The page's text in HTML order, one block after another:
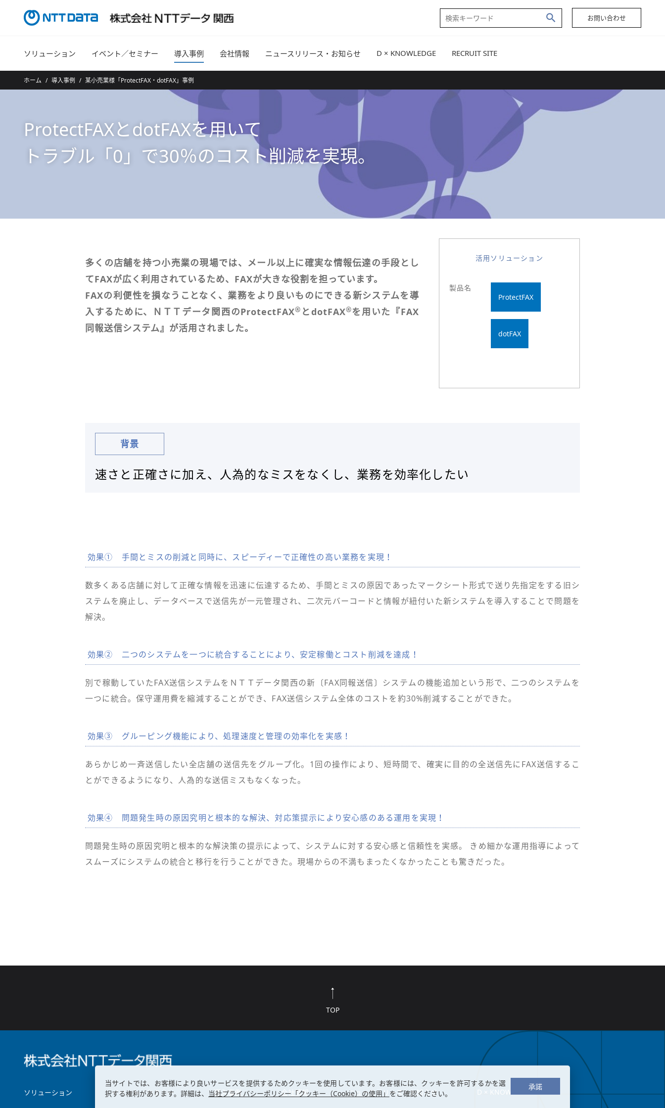
お問い合わせ
ソリューション イベント／セミナー 導入事例 会社情報 ニュースリリース・お知らせ D × KNOWLEDGE RECRUIT SITE
ホーム 導入事例 某小売業様「ProtectFAX・dotFAX」事例
ProtectFAXとdotFAXを用いて
トラブル「0」で30％のコスト削減を実現。
多くの店舗を持つ小売業の現場では、メール以上に確実な情報伝達の手段とし
てFAXが広く利用されているため、FAXが大きな役割を担っています。
FAXの利便性を損なうことなく、業務をより良いものにできる新システムを導
入するために、ＮＴＴデータ関西のProtectFAX® とdotFAX®を用いた『FAX
同報送信システム』が活用されました。
活用ソリューション
製品名
ProtectFAX
dotFAX
背景
速さと正確さに加え、人為的なミスをなくし、業務を効率化したい
効果① 手間とミスの削減と同時に、スピーディーで正確性の高い業務を実現！
数多くある店舗に対して正確な情報を迅速に伝達するため、手間とミスの原因であったマークシート形式で送り先指定をする旧シ
ステムを廃止し、データベースで送信先が一元管理され、二次元バーコードと情報が紐付いた新システムを導入することで問題を
解決。
効果② 二つのシステムを一つに統合することにより、安定稼働とコスト削減を達成！
別で稼動していたFAX送信システムをＮＴＴデータ関西の新〔FAX同報送信〕システムの機能追加という形で、二つのシステムを
一つに統合。保守運用費を縮減することができ、FAX送信システム全体のコストを約30%削減することができた。
効果③ グルーピング機能により、処理速度と管理の効率化を実感！
あらかじめ一斉送信したい全店舗の送信先をグループ化。1回の操作により、短時間で、確実に目的の全送信先にFAX送信するこ
とができるようになり、人為的な送信ミスもなくなった。
効果④ 問題発生時の原因究明と根本的な解決、対応策提示により安心感のある運用を実現！
問題発生時の原因究明と根本的な解決策の提示によって、システムに対する安心感と信頼性を実感。 きめ細かな運用指導によって
スムーズにシステムの統合と移行を行うことができた。現場からの不満もまったくなかったことも驚きだった。
TOP
ソリューション イベント／セミナー 導入事例 会社情報 ニュースリリース・お知らせ D × KNOWLEDGE
当サイトでは、お客様により良いサービスを提供するためクッキーを使用しています。お客様には、クッキーを許可するかを選
択する権利があります。詳細は、 当社プライバシーポリシー「クッキー（Cookie）の使用」 をご確認ください。
承諾